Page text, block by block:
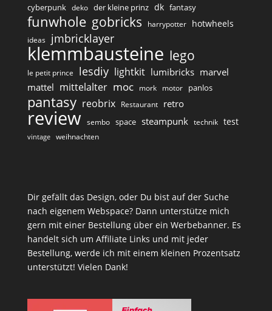
cyberpunk deko der kleine prinz dk fantasy
funwhole gobricks harrypotter hotwheels
ideas jmbricklayer
klemmbausteine lego
le petit prince lesdiy lightkit lumibricks marvel
mattel mittelalter moc mork motor panlos
pantasy reobrix Restaurant retro
review sembo space steampunk technik test
vintage weihnachten
Dir gefällt das Design, oder Du bist auf der Suche
nach eigenem Webspace? Dann unterstütze mich
gern mit einer Bestellung über ein Werbebanner. Es
handelt sich um Affiliate Links und mit jeder
Bestellung, werde ich mit einem kleinen Prozentsatz
unterstützt! Vielen Dank!